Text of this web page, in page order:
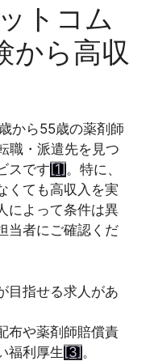
トコム
から高収
から55歳の薬剤師
職・派遣先を見つ
スです[1]。特に、
くても高収入を実
によって条件は異
当者にご確認くだ
目指せる求人があ
布や薬剤師賠償責
福利厚生[3]。